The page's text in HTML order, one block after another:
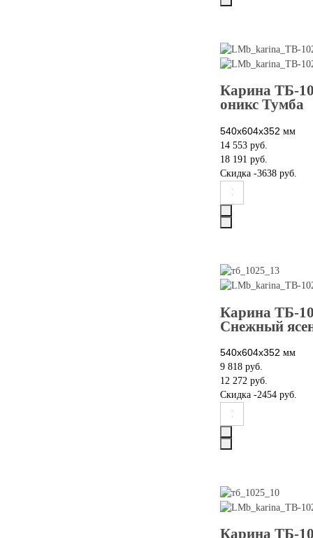
Карина ТБ-
оникс Тумба
540х604х352 мм
14 553 руб.
18 191 руб.
Скидка -3638 руб.
Карина ТБ-
Снежный
540х604х352 мм
9 818 руб.
12 272 руб.
Скидка -2454 руб.
Карина ТБ-